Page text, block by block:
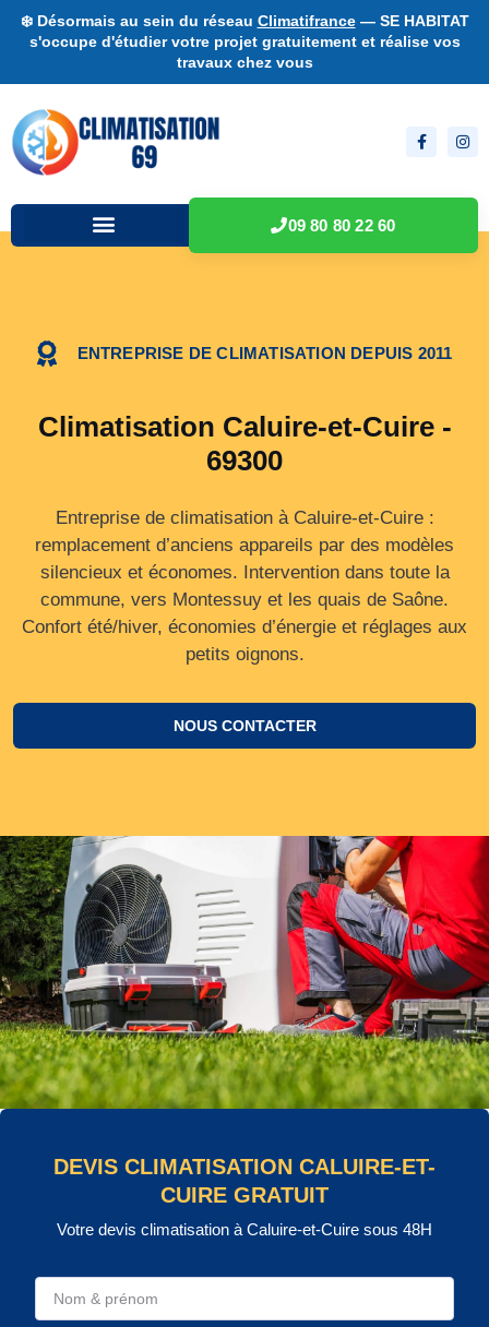
❄️ Désormais au sein du réseau Climatifrance— SE HABITAT
s'occupe d'étudier votre projet gratuitement et réalise vos
travaux chez vous
09 80 80 22 60
ENTREPRISE DE CLIMATISATION DEPUIS 2011
Climatisation Caluire-et-Cuire -
69300
Entreprise de climatisation à Caluire-et-Cuire :
remplacement d’anciens appareils par des modèles
silencieux et économes. Intervention dans toute la
commune, vers Montessuy et les quais de Saône.
Confort été/hiver, économies d’énergie et réglages aux
petits oignons.
NOUS CONTACTER
DEVIS CLIMATISATION CALUIRE-ET-
CUIRE GRATUIT
Votre devis climatisation à Caluire-et-Cuire sous 48H